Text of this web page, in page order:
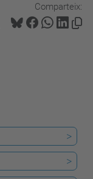
Comparteix:
>
>